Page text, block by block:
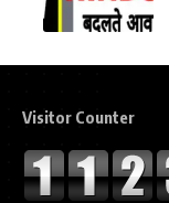
Visitor Counter